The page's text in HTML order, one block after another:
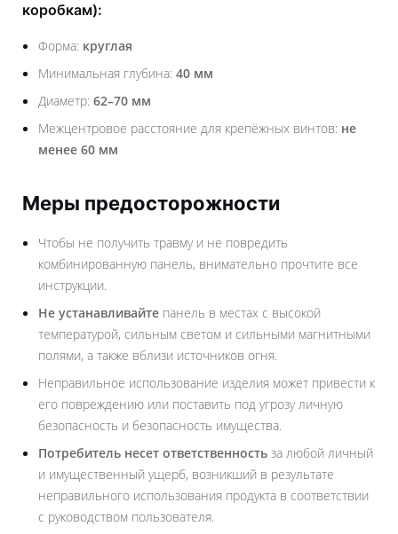
коробкам):
Форма: круглая
Минимальная глубина: 40 мм
Диаметр: 62–70 мм
Межцентровое расстояние для крепёжных винтов: не
менее 60 мм
Меры предосторожности
Чтобы не получить травму и не повредить
комбинированную панель, внимательно прочтите все
инструкции.
Не устанавливайте панель в местах с высокой
температурой, сильным светом и сильными магнитными
полями, а также вблизи источников огня.
Неправильное использование изделия может привести к
его повреждению или поставить под угрозу личную
безопасность и безопасность имущества.
Потребитель несет ответственность за любой личный
и имущественный ущерб, возникший в результате
неправильного использования продукта в соответствии
с руководством пользователя.